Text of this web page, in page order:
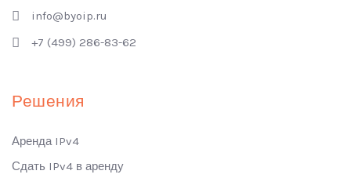
info@byoip.ru
+7 (499) 286-83-62
Решения
Аренда IPv4
Сдать IPv4 в аренду